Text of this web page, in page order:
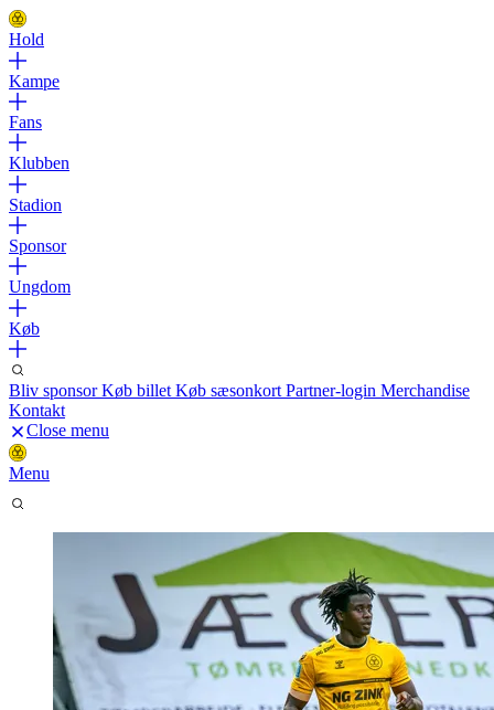
Hold
Kampe
Fans
Klubben
Stadion
Sponsor
Ungdom
Køb
Bliv sponsorKøb billet Køb sæsonkort Partner-login Merchandise
Kontakt
Close menu
Menu